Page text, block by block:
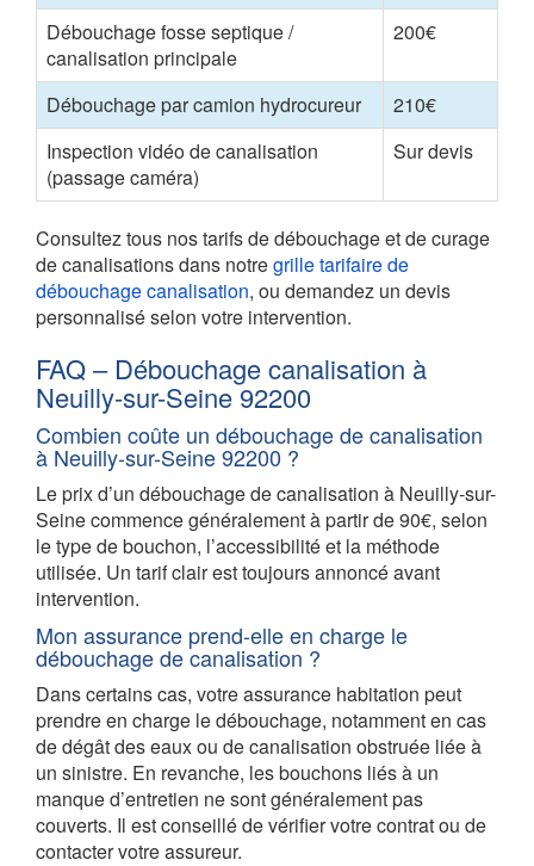
Débouchage fosse septique /
canalisation principale
200€
Débouchage par camion hydrocureur
210€
Inspection vidéo de canalisation
(passage caméra)
Sur devis
Consultez tous nos tarifs de débouchage et de curage
de canalisations dans notregrille tarifaire de
débouchage canalisation, ou demandez un devis
personnalisé selon votre intervention.
FAQ – Débouchage canalisation à
Neuilly-sur-Seine 92200
Combien coûte un débouchage de canalisation
à Neuilly-sur-Seine 92200 ?
Le prix d’un débouchage de canalisation à Neuilly-sur-
Seine commence généralement à partir de 90€, selon
le type de bouchon, l’accessibilité et la méthode
utilisée. Un tarif clair est toujours annoncé avant
intervention.
Mon assurance prend-elle en charge le
débouchage de canalisation ?
Dans certains cas, votre assurance habitation peut
prendre en charge le débouchage, notamment en cas
de dégât des eaux ou de canalisation obstruée liée à
un sinistre. En revanche, les bouchons liés à un
manque d’entretien ne sont généralement pas
couverts. Il est conseillé de vérifier votre contrat ou de
contacter votre assureur.